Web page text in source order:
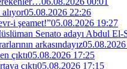
05.08.2026 22:26
i şeamet!”05.08.2026 19:27
Senato adayı Abdul El-
arkasındayız
çıktı05.08.2026 17:25
çıktı05.08.2026 17:15